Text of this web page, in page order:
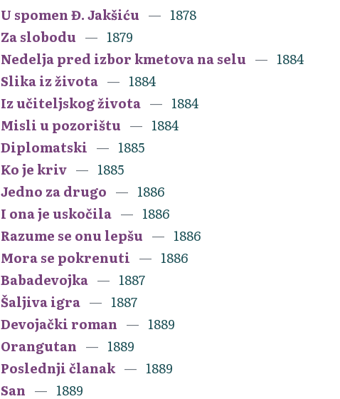
U spomen Đ. Jakšiću
1878
Za slobodu
1879
Nedelja pred izbor kmetova na selu
1884
Slika iz života
1884
Iz učiteljskog života
1884
Misli u pozorištu
1884
Diplomatski
1885
Ko je kriv
1885
Jedno za drugo
1886
I ona je uskočila
1886
Razume se onu lepšu
1886
Mora se pokrenuti
1886
Babadevojka
1887
Šaljiva igra
1887
Devojački roman
1889
Orangutan
1889
Poslednji članak
1889
San
1889